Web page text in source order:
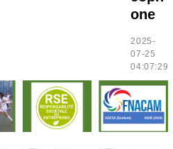
one
2025-
07-25
04:07:29